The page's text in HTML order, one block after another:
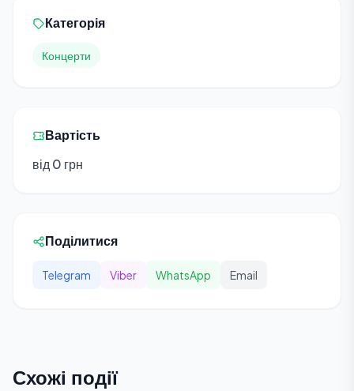
Категорія
Концерти
Вартість
від 0 грн
Поділитися
Telegram Viber WhatsApp Email
Схожі події